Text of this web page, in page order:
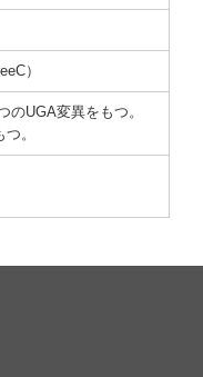
）
のUGA変異をもつ。
。